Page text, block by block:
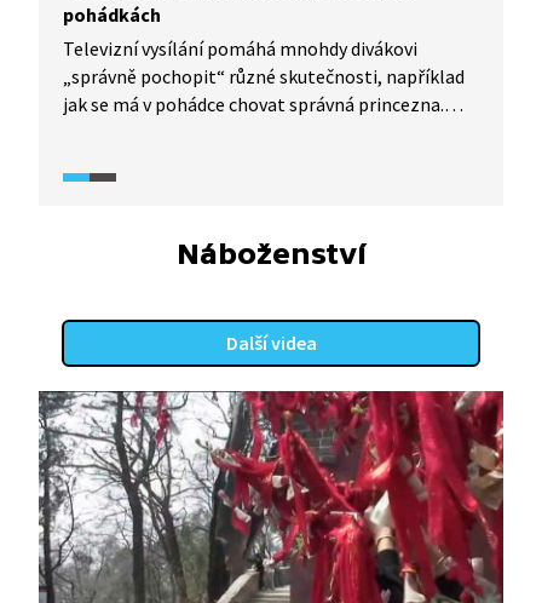
pohádkách
Televizní vysílání pomáhá mnohdy divákovi
„správně pochopit“ různé skutečnosti, například
jak se má v pohádce chovat správná princezna.
TeleRevize 2.0.
Náboženství
Další videa